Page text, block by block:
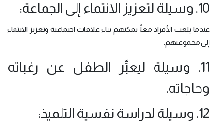
10. وسيلة لتعزيز الانتماء إلى الجماعة:
عندما يلعب الأفراد معاً، يمكنهم بناء علاقات اجتماعية وتعزيز الانتماء
إلى مجموعتهم.
11. وسيلة ليعبِّر الطفل عن رغباته
وحاجاته.
12. وسيلة لدراسة نفسية التلميذ: